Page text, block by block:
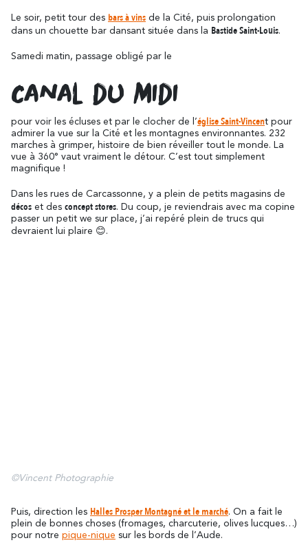
Le soir, petit tour des bars à vins de la Cité, puis prolongation
dans un chouette bar dansant située dans la Bastide Saint-Louis.
Samedi matin, passage obligé par le
Canal du Midi
pour voir les écluses et par le clocher de l’église Saint-Vincent pour
admirer la vue sur la Cité et les montagnes environnantes. 232
marches à grimper, histoire de bien réveiller tout le monde. La
vue à 360° vaut vraiment le détour. C’est tout simplement
magnifique !
Dans les rues de Carcassonne, y a plein de petits magasins de
décos et des concept stores. Du coup, je reviendrais avec ma copine
passer un petit we sur place, j’ai repéré plein de trucs qui
devraient lui plaire 😊.
©Vincent Photographie
Puis, direction les Halles Prosper Montagné et le marché. On a fait le
plein de bonnes choses (fromages, charcuterie, olives lucques…)
pour notre pique-nique sur les bords de l’Aude.